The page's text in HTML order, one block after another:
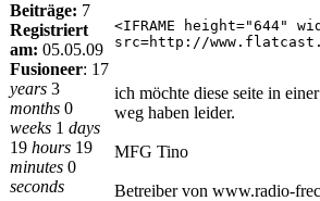
Beiträge: 7
Registriert
am: 05.05.09
Fusioneer: 17
years 3
months 0
weeks 1 days
19 hours 19
minutes 0
seconds
<IFRAME height="644"
src=http://
ich möchte diese seite in
weg haben leider.
MFG Tino
Betreiber von www.radio-